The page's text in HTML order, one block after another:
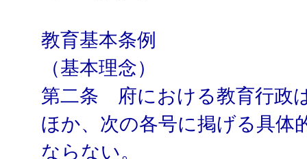
教育基本条例
（基本理念）
第二条 府における教育行政
ほか、次の各号に掲げる具体
ならない。